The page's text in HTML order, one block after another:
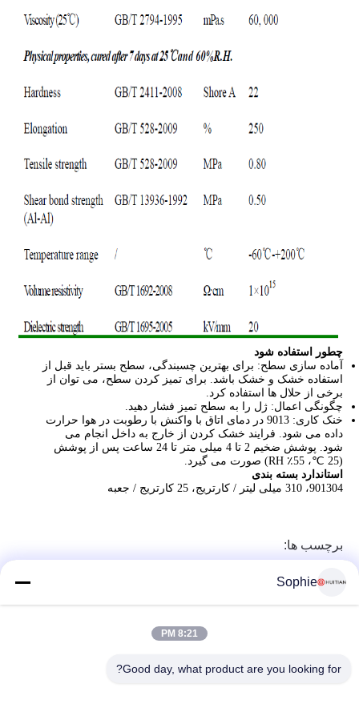
چطور استفاده شود
آماده سازی سطح: برای بهترین چسبندگی، سطح بستر باید قبل از
استفاده خشک و خشک باشد. برای تمیز کردن سطح، می توان از
برخی از حلال ها استفاده کرد.
چگونگی اعمال: ژل را به سطح تمیز فشار دهید.
خنک کاری: 9013 در دمای اتاق با واکنش با رطوبت در هوا حرارت
داده می شود. فرایند خشک کردن از خارج به داخل انجام می
شود. پوشش ضخیم 2 تا 4 میلی متر تا 24 ساعت پس از پوشش
(25 ℃، 55٪ RH) صورت می گیرد.
استاندارد بسته بندی
901304، 310 میلی لیتر / کارتریج، 25 کارتریج / جعبه
برچسب ها:
Sophie
8:21 PM
Good day, what product are you looking for?